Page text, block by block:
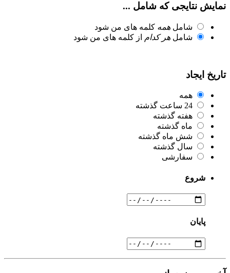
نمایش نتایجی که شامل ...
شامل همه کلمه های من شود
شامل هر کدام از کلمه های من شود
تاریخ ایجاد
همه
24 ساعت گذشته
هفته گذشته
ماه گذشته
شش ماه گذشته
سال گذشته
سفارشی
شروع
پایان